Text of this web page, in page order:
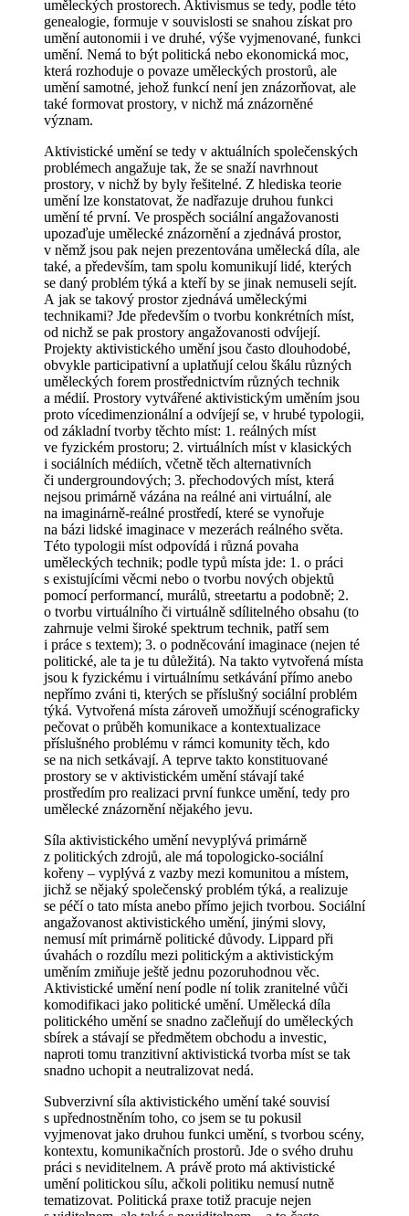
uměleckých prostorech. Aktivismus se tedy, podle této
genealogie, formuje v souvislosti se snahou získat pro
umění autonomii i ve druhé, výše vyjmenované, funkci
umění. Nemá to být politická nebo ekonomická moc,
která rozhoduje o povaze uměleckých prostorů, ale
umění samotné, jehož funkcí není jen znázorňovat, ale
také formovat prostory, v nichž má znázorněné
význam.
Aktivistické umění se tedy v aktuálních společenských
problémech angažuje tak, že se snaží navrhnout
prostory, v nichž by byly řešitelné. Z hlediska teorie
umění lze konstatovat, že nadřazuje druhou funkci
umění té první. Ve prospěch sociální angažovanosti
upozaďuje umělecké znázornění a zjednává prostor,
v němž jsou pak nejen prezentována umělecká díla, ale
také, a především, tam spolu komunikují lidé, kterých
se daný problém týká a kteří by se jinak nemuseli sejít.
A jak se takový prostor zjednává uměleckými
technikami? Jde především o tvorbu konkrétních míst,
od nichž se pak prostory angažovanosti odvíjejí.
Projekty aktivistického umění jsou často dlouhodobé,
obvykle participativní a uplatňují celou škálu různých
uměleckých forem prostřednictvím různých technik
a médií. Prostory vytvářené aktivistickým uměním jsou
proto vícedimenzionální a odvíjejí se, v hrubé typologii,
od základní tvorby těchto míst: 1. reálných míst
ve fyzickém prostoru; 2. virtuálních míst v klasických
i sociálních médiích, včetně těch alternativních
či undergroundových; 3. přechodových míst, která
nejsou primárně vázána na reálné ani virtuální, ale
na imaginárně-reálné prostředí, které se vynořuje
na bázi lidské imaginace v mezerách reálného světa.
Této typologii míst odpovídá i různá povaha
uměleckých technik; podle typů místa jde: 1. o práci
s existujícími věcmi nebo o tvorbu nových objektů
pomocí performancí, murálů, streetartu a podobně; 2.
o tvorbu virtuálního či virtuálně sdílitelného obsahu (to
zahrnuje velmi široké spektrum technik, patří sem
i práce s textem); 3. o podněcování imaginace (nejen té
politické, ale ta je tu důležitá). Na takto vytvořená místa
jsou k fyzickému i virtuálnímu setkávání přímo anebo
nepřímo zváni ti, kterých se příslušný sociální problém
týká. Vytvořená místa zároveň umožňují scénograficky
pečovat o průběh komunikace a kontextualizace
příslušného problému v rámci komunity těch, kdo
se na nich setkávají. A teprve takto konstituované
prostory se v aktivistickém umění stávají také
prostředím pro realizaci první funkce umění, tedy pro
umělecké znázornění nějakého jevu.
Síla aktivistického umění nevyplývá primárně
z politických zdrojů, ale má topologicko-sociální
kořeny – vyplývá z vazby mezi komunitou a místem,
jichž se nějaký společenský problém týká, a realizuje
se péčí o tato místa anebo přímo jejich tvorbou. Sociální
angažovanost aktivistického umění, jinými slovy,
nemusí mít primárně politické důvody. Lippard při
úvahách o rozdílu mezi politickým a aktivistickým
uměním zmiňuje ještě jednu pozoruhodnou věc.
Aktivistické umění není podle ní tolik zranitelné vůči
komodifikaci jako politické umění. Umělecká díla
politického umění se snadno začleňují do uměleckých
sbírek a stávají se předmětem obchodu a investic,
naproti tomu tranzitivní aktivistická tvorba míst se tak
snadno uchopit a neutralizovat nedá.
Subverzivní síla aktivistického umění také souvisí
s upřednostněním toho, co jsem se tu pokusil
vyjmenovat jako druhou funkci umění, s tvorbou scény,
kontextu, komunikačních prostorů. Jde o svého druhu
práci s neviditelnem. A právě proto má aktivistické
umění politickou sílu, ačkoli politiku nemusí nutně
tematizovat. Politická praxe totiž pracuje nejen